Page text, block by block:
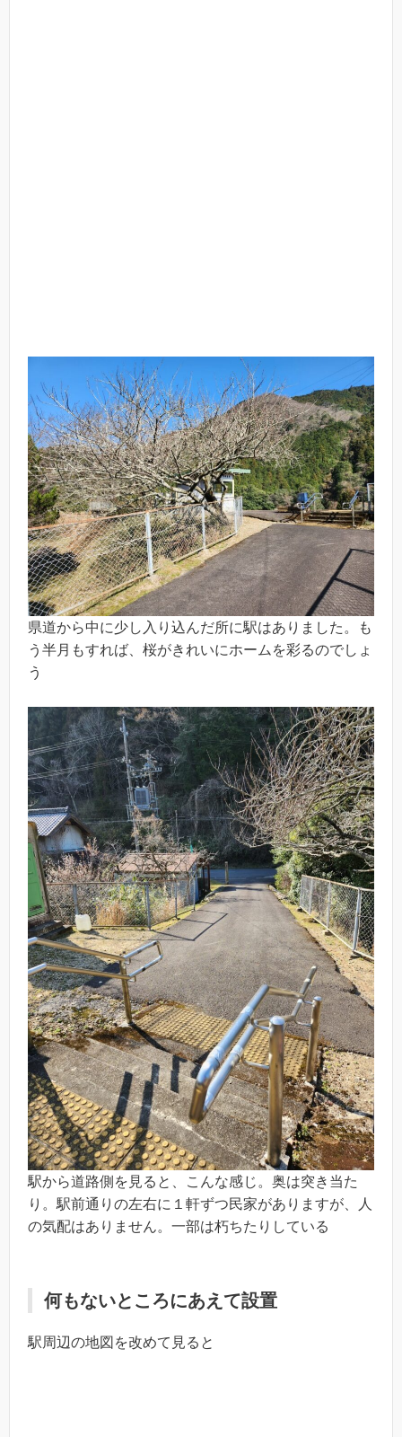
県道から中に少し入り込んだ所に駅はありました。も
う半月もすれば、桜がきれいにホームを彩るのでしょ
う
駅から道路側を見ると、こんな感じ。奥は突き当た
り。駅前通りの左右に１軒ずつ民家がありますが、人
の気配はありません。一部は朽ちたりしている
何もないところにあえて設置
駅周辺の地図を改めて見ると